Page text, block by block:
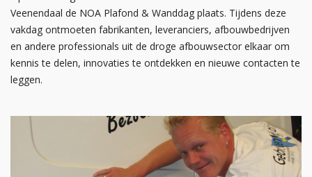
Veenendaal de NOA Plafond & Wanddag plaats. Tijdens deze
vakdag ontmoeten fabrikanten, leveranciers, afbouwbedrijven
en andere professionals uit de droge afbouwsector elkaar om
kennis te delen, innovaties te ontdekken en nieuwe contacten te
leggen.